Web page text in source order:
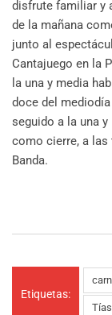
disfrute familiar y
de la mañana
junto al
Cantajuego en la
la una y media
doce del
seguido a la una
como cierre, a las
Banda.
Etiquetas:
Tías